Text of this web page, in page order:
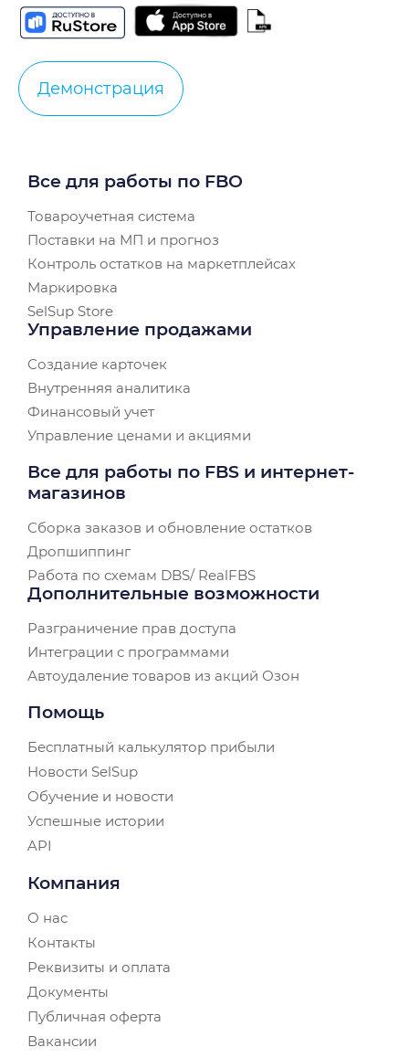
Демонстрация
Все для работы по FBO
Товароучетная система
Поставки на МП и прогноз
Контроль остатков на маркетплейсах
Маркировка
SelSup Store
Управление продажами
Создание карточек
Внутренняя аналитика
Финансовый учет
Управление ценами и акциями
Все для работы по FBS и интернет-
магазинов
Сборка заказов и обновление остатков
Дропшиппинг
Работа по схемам DBS/ RealFBS
Дополнительные возможности
Разграничение прав доступа
Интеграции с программами
Автоудаление товаров из акций Озон
Помощь
Бесплатный калькулятор прибыли
Новости SelSup
Обучение и новости
Успешные истории
API
Компания
О нас
Контакты
Реквизиты и оплата
Документы
Публичная оферта
Вакансии